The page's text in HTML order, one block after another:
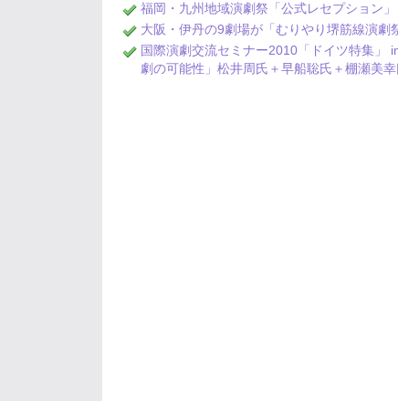
福岡・九州地域演劇祭「公式レセプション」
大阪・伊丹の9劇場が「むりやり堺筋線演劇
国際演劇交流セミナー2010「ドイツ特集」
劇の可能性」松井周氏＋早船聡氏＋棚瀬美